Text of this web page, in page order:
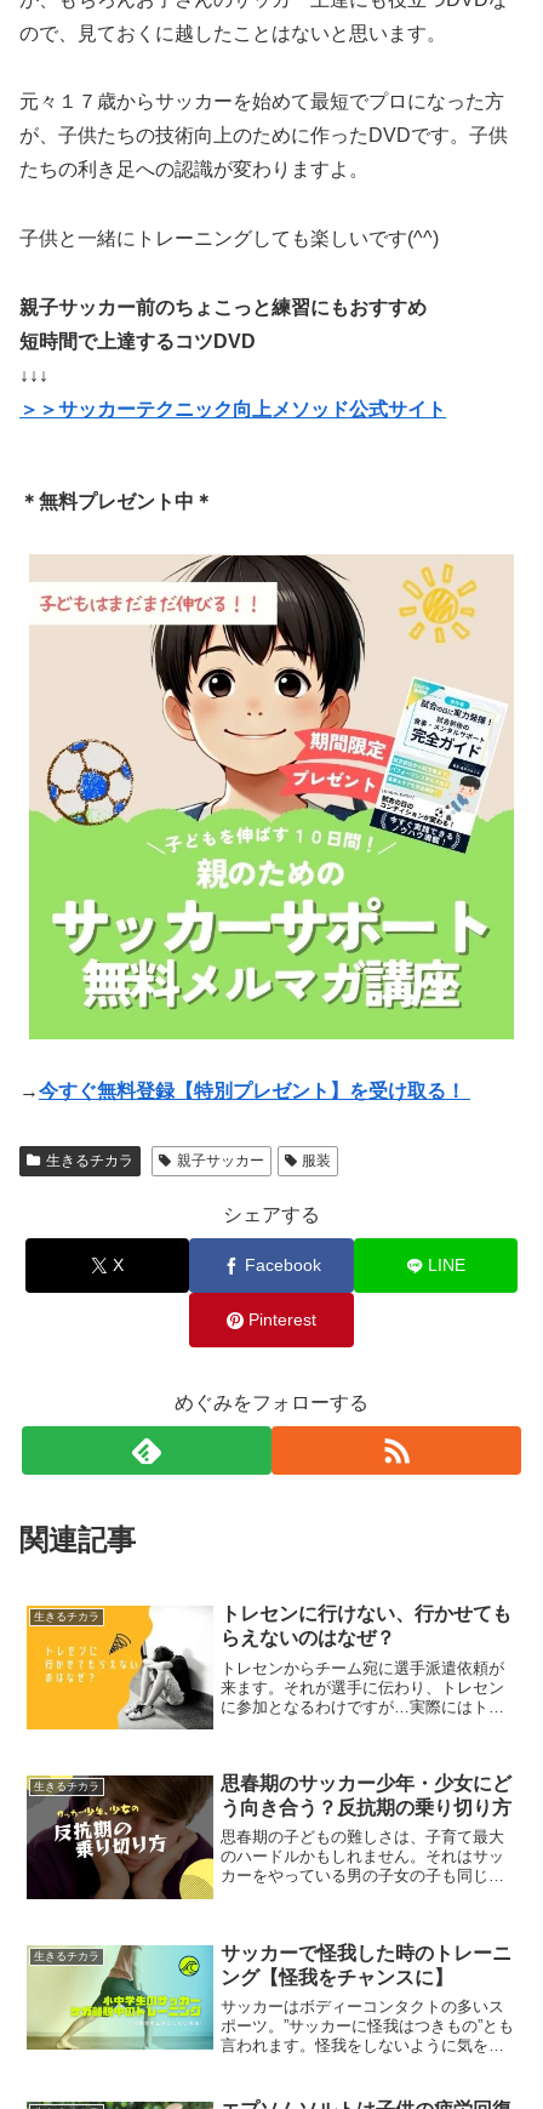
ので、見ておくに越したことはないと思います。
元々１７歳からサッカーを始めて最短でプロになった方
が、子供たちの技術向上のために作ったDVDです。子供
たちの利き足への認識が変わりますよ。
子供と一緒にトレーニングしても楽しいです(^^)
親子サッカー前のちょこっと練習にもおすすめ
短時間で上達するコツDVD
↓↓↓
＞＞サッカーテクニック向上メソッド公式サイト
＊無料プレゼント中＊
→今すぐ無料登録【特別プレゼント】を受け取る！
生きるチカラ 親子サッカー 服装
シェアする
X Facebook LINE
Pinterest
めぐみをフォローする
関連記事
生きるチカラ
トレセンに行けない、行かせても
らえないのはなぜ？
トレセンからチーム宛に選手派遣依頼が
来ます。それが選手に伝わり、トレセン
に参加となるわけですが…実際にはトレ
きない時によくある裏の事...
生きるチカラ
思春期のサッカー少年・少女にど
う向き合う？反抗期の乗り切り方
思春期の子どもの難しさは、子育て最大
のハードルかもしれません。それはサッ
カーをやっている男の子女の子も同じで
が見られるようになったら...
生きるチカラ
サッカーで怪我した時のトレーニ
ング【怪我をチャンスに】
サッカーはボディーコンタクトの多いス
ポーツ。”サッカーに怪我はつきもの”とも
言われます。怪我をしないように気をつ
でも辛いですが、特に小学生、中学生な